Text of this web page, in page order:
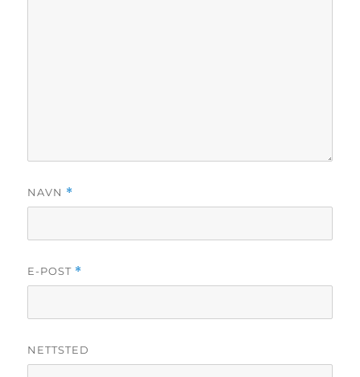
NAVN *
E-POST *
NETTSTED